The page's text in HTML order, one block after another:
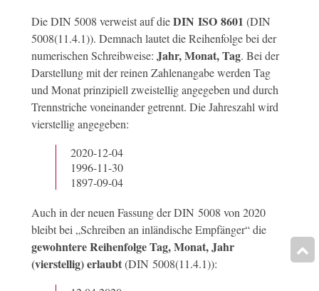
Die DIN 5008 verweist auf dieDIN ISO 8601 (DIN
5008(11.4.1)). Demnach lautet die Reihenfolge bei der
numerischen Schreibweise: Jahr, Monat, Tag. Bei der
Darstellung mit der reinen Zahlenangabe werden Tag
und Monat prinzipiell zweistellig angegeben und durch
Trennstriche voneinander getrennt. Die Jahreszahl wird
vierstellig angegeben:
2020-12-04
1996-11-30
1897-09-04
Auch in der neuen Fassung der DIN 5008 von 2020
bleibt bei „Schreiben an inländische Empfänger“ die
gewohntere Reihenfolge Tag, Monat, Jahr
(vierstellig) erlaubt(DIN 5008(11.4.1)):